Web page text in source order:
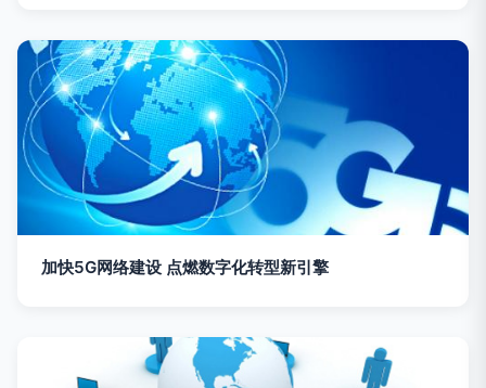
加快5G网络建设 点燃数字化转型新引擎